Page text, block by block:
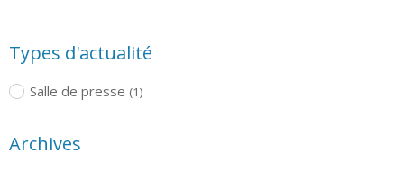
Types d'actualité
Salle de presse (1)
Archives